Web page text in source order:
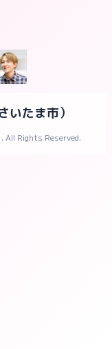
いたま市）
. All Rights Reserved.